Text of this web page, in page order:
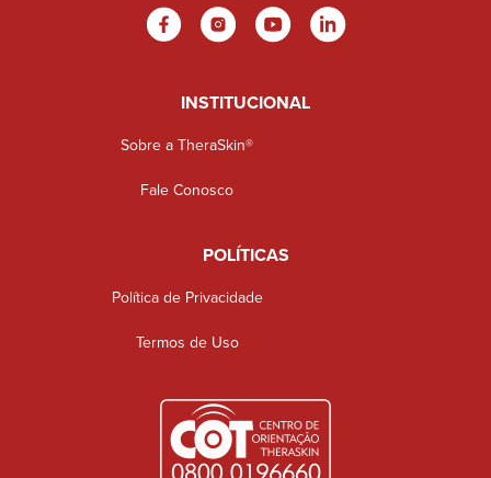
INSTITUCIONAL
Sobre a TheraSkin®
Fale Conosco
POLÍTICAS
Política de Privacidade
Termos de Uso